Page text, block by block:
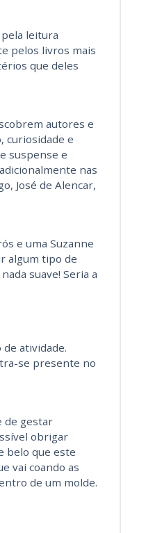
leitura
pelos livros mais
que deles
autores e
curiosidade e
suspense e
nas
José de Alencar,
e uma Suzanne
algum tipo de
suave! Seria a
atividade.
se presente no
de gestar
obrigar
belo que este
vai coando as
de um molde.